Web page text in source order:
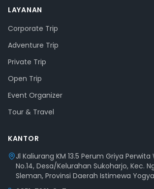
LAYANAN
Corporate Trip
Adventure Trip
Private Trip
Open Trip
Event Organizer
Tour & Travel
KANTOR
Jl Kaliurang KM 13.5 Perum Griya Perwita
No.14, Desa/Kelurahan Sukoharjo, Kec.
Sleman, Provinsi Daerah Istimewa